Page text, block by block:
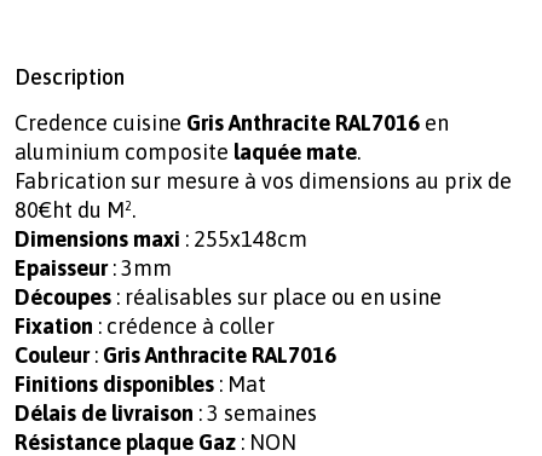
Description
Credence cuisine Gris Anthracite RAL7016 en
aluminium composite laquée mate.
Fabrication sur mesure à vos dimensions au prix de
80€ht du M².
Dimensions maxi : 255x148cm
Epaisseur: 3mm
Découpes : réalisables sur place ou en usine
Fixation : crédence à coller
Couleur: Gris Anthracite RAL7016
Finitions disponibles : Mat
Délais de livraison : 3 semaines
Résistance plaque Gaz : NON